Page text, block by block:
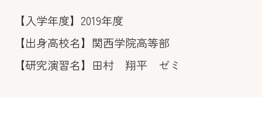
【入学年度】2019年度
【出身高校名】関西学院高等部
【研究演習名】田村 翔平 ゼミ